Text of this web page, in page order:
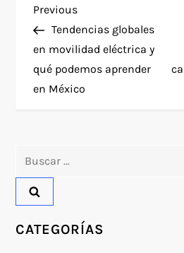
N
a
v
a
c
Previous
Post
Previous
Tendencias globales
en movilidad eléctrica y
qué podemos aprender
en México
CATEGORÍAS